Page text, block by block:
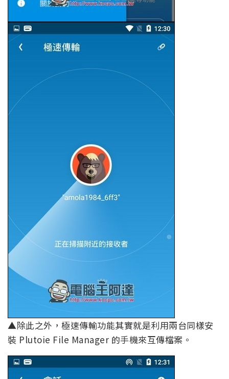
▲除此之外，極速傳輸功能其實就是利用兩台同樣安
裝 Plutoie File Manager 的手機來互傳檔案。